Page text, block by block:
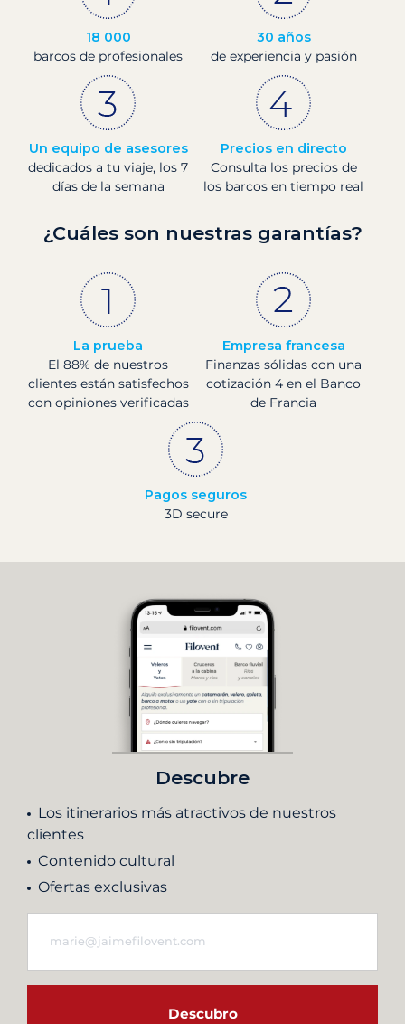
18 000
barcos de profesionales
30 años
de experiencia y pasión
Un equipo de asesores
dedicados a tu viaje, los 7
días de la semana
Precios en directo
Consulta los precios de
los barcos en tiempo real
¿Cuáles son nuestras garantías?
La prueba
El 88% de nuestros
clientes están satisfechos
con opiniones verificadas
Empresa francesa
Finanzas sólidas con una
cotización 4 en el Banco
de Francia
Pagos seguros
3D secure
Descubre
Los itinerarios más atractivos de nuestros
clientes
Contenido cultural
Ofertas exclusivas
Descubro